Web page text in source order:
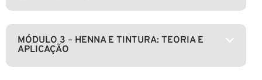
MÓDULO 3 – HENNA E TINTURA: TEORIA E
APLICAÇÃO